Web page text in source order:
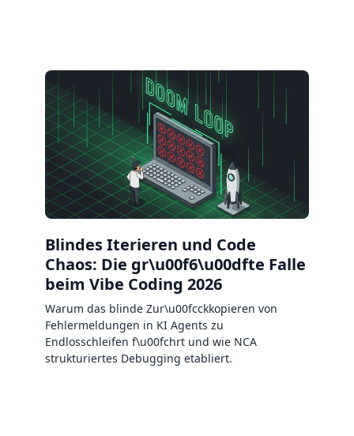
Blindes Iterieren und Code
Chaos: Die gr\u00f6\u00dfte Falle
beim Vibe Coding 2026
Warum das blinde Zur\u00fcckkopieren von
Fehlermeldungen in KI Agents zu
Endlosschleifen f\u00fchrt und wie NCA
strukturiertes Debugging etabliert.